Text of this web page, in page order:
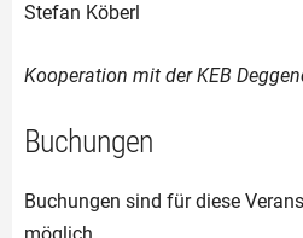
Stefan Köberl
Kooperation mit der KEB
Buchungen
Buchungen sind für diese